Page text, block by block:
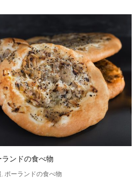
ンドの食べ物
, ポーランドの食べ物